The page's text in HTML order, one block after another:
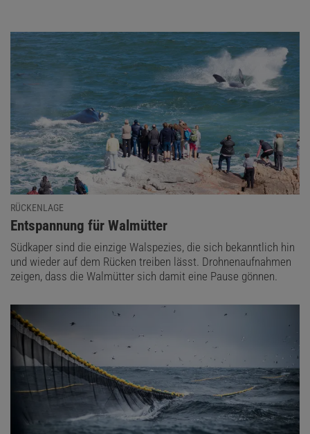
RÜCKENLAGE
:Entspannung für Walmütter
Südkaper sind die einzige Walspezies, die sich bekanntlich hin
und wieder auf dem Rücken treiben lässt. Drohnenaufnahmen
zeigen, dass die Walmütter sich damit eine Pause gönnen.